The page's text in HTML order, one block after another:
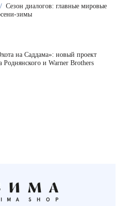
Сезон диалогов: главные мировые
зимы
на Саддама»: новый проект
Роднянского и Warner Brothers